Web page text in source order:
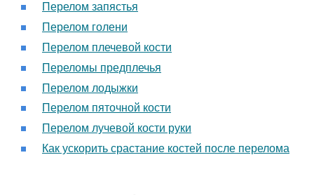
Перелом запястья
Перелом голени
Перелом плечевой кости
Переломы предплечья
Перелом лодыжки
Перелом пяточной кости
Перелом лучевой кости руки
Как ускорить срастание костей после перелома